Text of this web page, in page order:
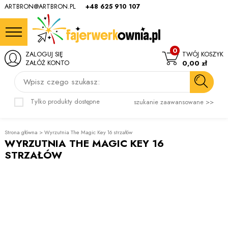
ARTBRON@ARTBRON.PL +48 625 910 107
Wpisz czego szukasz:
Tylko produkty dostępne szukanie zaawansowane >>
ZALOGUJ SIĘ
ZAŁÓŻ KONTO
TWÓJ KOSZYK
0
0,00 zł
Strona główna >Wyrzutnia The Magic Key 16 strzałów
WYRZUTNIA THE MAGIC KEY 16
STRZAŁÓW